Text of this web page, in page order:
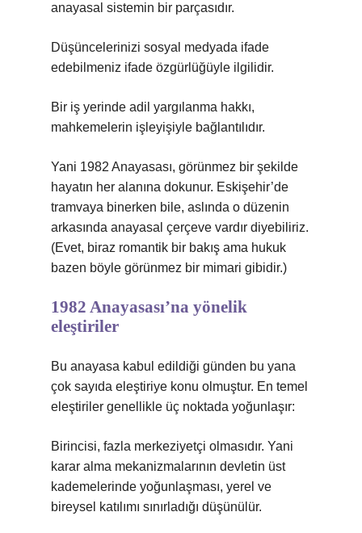
anayasal sistemin bir parçasıdır.
Düşüncelerinizi sosyal medyada ifade
edebilmeniz ifade özgürlüğüyle ilgilidir.
Bir iş yerinde adil yargılanma hakkı,
mahkemelerin işleyişiyle bağlantılıdır.
Yani 1982 Anayasası, görünmez bir şekilde
hayatın her alanına dokunur. Eskişehir’de
tramvaya binerken bile, aslında o düzenin
arkasında anayasal çerçeve vardır diyebiliriz.
(Evet, biraz romantik bir bakış ama hukuk
bazen böyle görünmez bir mimari gibidir.)
1982 Anayasası’na yönelik
eleştiriler
Bu anayasa kabul edildiği günden bu yana
çok sayıda eleştiriye konu olmuştur. En temel
eleştiriler genellikle üç noktada yoğunlaşır:
Birincisi, fazla merkeziyetçi olmasıdır. Yani
karar alma mekanizmalarının devletin üst
kademelerinde yoğunlaşması, yerel ve
bireysel katılımı sınırladığı düşünülür.